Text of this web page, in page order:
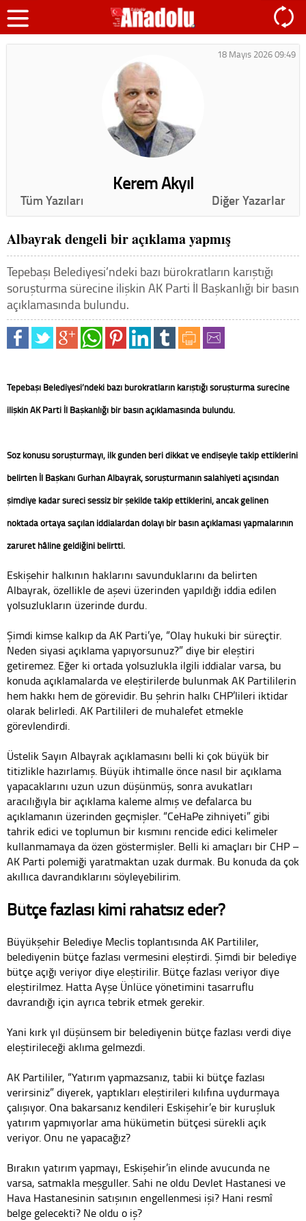
18 Mayıs 2026 09:49
Kerem Akyıl
Tüm Yazıları Diğer Yazarlar
Albayrak dengeli bir açıklama yapmış
Tepebaşı Belediyesi’ndeki bazı bürokratların karıştığı
soruşturma sürecine ilişkin AK Parti İl Başkanlığı bir basın
açıklamasında bulundu.
Tepebaşı Belediyesi’ndeki bazı bürokratların karıştığı soruşturma sürecine
ilişkin AK Parti İl Başkanlığı bir basın açıklamasında bulundu.
Söz konusu soruşturmayı, ilk günden beri dikkat ve endişeyle takip ettiklerini
belirten İl Başkanı Gürhan Albayrak, soruşturmanın salahiyeti açısından
şimdiye kadar süreci sessiz bir şekilde takip ettiklerini, ancak gelinen
noktada ortaya saçılan iddialardan dolayı bir basın açıklaması yapmalarının
zaruret hâline geldiğini belirtti.
Eskişehir halkının haklarını savunduklarını da belirten
Albayrak, özellikle de aşevi üzerinden yapıldığı iddia edilen
yolsuzlukların üzerinde durdu.
Şimdi kimse kalkıp da AK Parti’ye, “Olay hukuki bir süreçtir.
Neden siyasi açıklama yapıyorsunuz?” diye bir eleştiri
getiremez. Eğer ki ortada yolsuzlukla ilgili iddialar varsa, bu
konuda açıklamalarda ve eleştirilerde bulunmak AK Partililerin
hem hakkı hem de görevidir. Bu şehrin halkı CHP’lileri iktidar
olarak belirledi. AK Partilileri de muhalefet etmekle
görevlendirdi.
Üstelik Sayın Albayrak açıklamasını belli ki çok büyük bir
titizlikle hazırlamış. Büyük ihtimalle önce nasıl bir açıklama
yapacaklarını uzun uzun düşünmüş, sonra avukatları
aracılığıyla bir açıklama kaleme almış ve defalarca bu
açıklamanın üzerinden geçmişler. “CeHaPe zihniyeti” gibi
tahrik edici ve toplumun bir kısmını rencide edici kelimeler
kullanmamaya da özen göstermişler. Belli ki amaçları bir CHP –
AK Parti polemiği yaratmaktan uzak durmak. Bu konuda da çok
akıllıca davrandıklarını söyleyebilirim.
Bütçe fazlası kimi rahatsız eder?
Büyükşehir Belediye Meclis toplantısında AK Partililer,
belediyenin bütçe fazlası vermesini eleştirdi. Şimdi bir belediye
bütçe açığı veriyor diye eleştirilir. Bütçe fazlası veriyor diye
eleştirilmez. Hatta Ayşe Ünlüce yönetimini tasarruflu
davrandığı için ayrıca tebrik etmek gerekir.
Yani kırk yıl düşünsem bir belediyenin bütçe fazlası verdi diye
eleştirileceği aklıma gelmezdi.
AK Partililer, “Yatırım yapmazsanız, tabii ki bütçe fazlası
verirsiniz” diyerek, yaptıkları eleştirileri kılıfına uydurmaya
çalışıyor. Ona bakarsanız kendileri Eskişehir’e bir kuruşluk
yatırım yapmıyorlar ama hükümetin bütçesi sürekli açık
veriyor. Onu ne yapacağız?
Bırakın yatırım yapmayı, Eskişehir’in elinde avucunda ne
varsa, satmakla meşguller. Sahi ne oldu Devlet Hastanesi ve
Hava Hastanesinin satışının engellenmesi işi? Hani resmî
belge gelecekti? Ne oldu o iş?